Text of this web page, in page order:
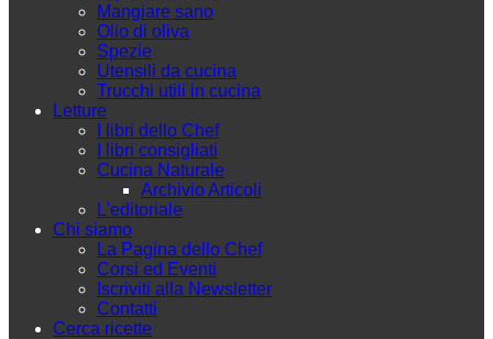
Mangiare sano
Olio di oliva
Spezie
Utensili da cucina
Trucchi utili in cucina
Letture
I libri dello Chef
I libri consigliati
Cucina Naturale
Archivio Articoli
L'editoriale
Chi siamo
La Pagina dello Chef
Corsi ed Eventi
Iscriviti alla Newsletter
Contatti
Cerca ricette